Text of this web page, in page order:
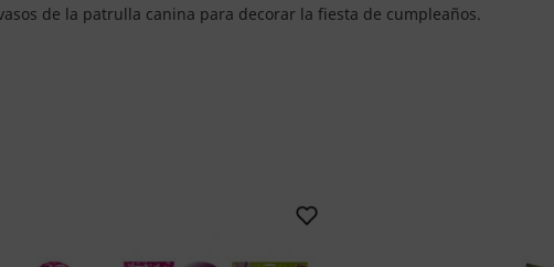
de la patrulla canina para decorar la fiesta de cumpleaños.